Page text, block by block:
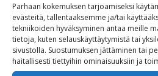
Parhaan kokemuksen tarjoamiseksi
evästeitä, tallentaaksemme ja/tai
tekniikoiden hyväksyminen antaa meille
tietoja, kuten selauskäyttäytymistä tai
sivustolla. Suostumuksen jättäminen tai
haitallisesti tiettyihin ominaisuuksiin ja
Lahjakortti
Lisävarusteet
Poistotori